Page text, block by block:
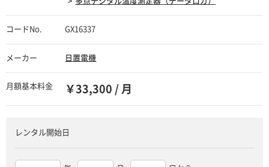
コードNo. GX16337
メーカー 日置電機
月額基本料金 ￥33,300 / 月
レンタル開始日